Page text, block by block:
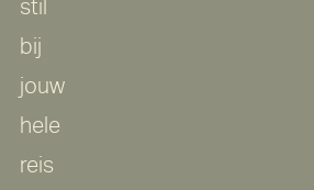
stil
bij
jouw
hele
reis